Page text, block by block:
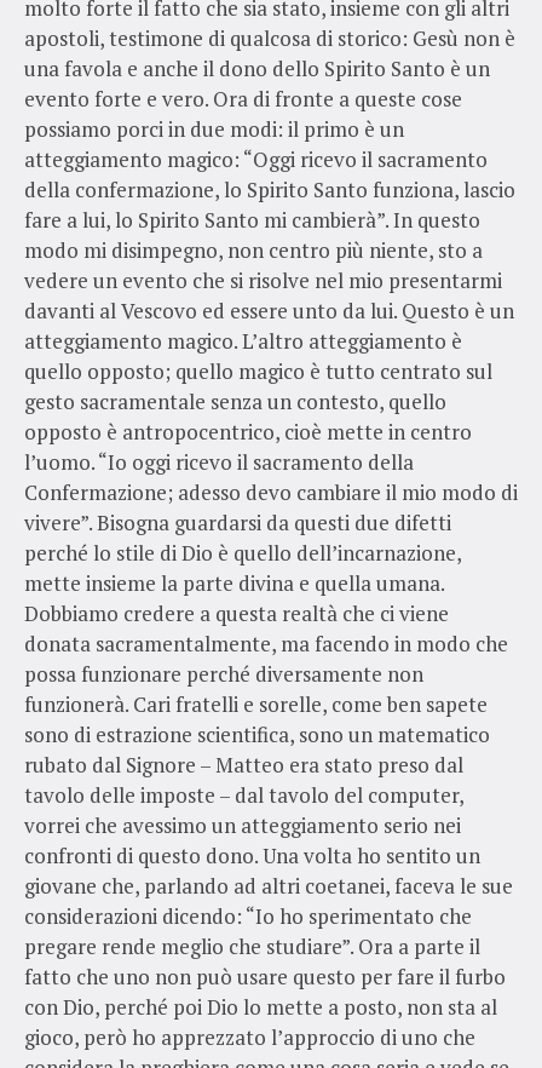
molto forte il fatto che sia stato, insieme con gli altri
apostoli, testimone di qualcosa di storico: Gesù non è
una favola e anche il dono dello Spirito Santo è un
evento forte e vero. Ora di fronte a queste cose
possiamo porci in due modi: il primo è un
atteggiamento magico: “Oggi ricevo il sacramento
della confermazione, lo Spirito Santo funziona, lascio
fare a lui, lo Spirito Santo mi cambierà”. In questo
modo mi disimpegno, non centro più niente, sto a
vedere un evento che si risolve nel mio presentarmi
davanti al Vescovo ed essere unto da lui. Questo è un
atteggiamento magico. L’altro atteggiamento è
quello opposto; quello magico è tutto centrato sul
gesto sacramentale senza un contesto, quello
opposto è antropocentrico, cioè mette in centro
l’uomo. “Io oggi ricevo il sacramento della
Confermazione; adesso devo cambiare il mio modo di
vivere”. Bisogna guardarsi da questi due difetti
perché lo stile di Dio è quello dell’incarnazione,
mette insieme la parte divina e quella umana.
Dobbiamo credere a questa realtà che ci viene
donata sacramentalmente, ma facendo in modo che
possa funzionare perché diversamente non
funzionerà. Cari fratelli e sorelle, come ben sapete
sono di estrazione scientifica, sono un matematico
rubato dal Signore – Matteo era stato preso dal
tavolo delle imposte – dal tavolo del computer,
vorrei che avessimo un atteggiamento serio nei
confronti di questo dono. Una volta ho sentito un
giovane che, parlando ad altri coetanei, faceva le sue
considerazioni dicendo: “Io ho sperimentato che
pregare rende meglio che studiare”. Ora a parte il
fatto che uno non può usare questo per fare il furbo
con Dio, perché poi Dio lo mette a posto, non sta al
gioco, però ho apprezzato l’approccio di uno che